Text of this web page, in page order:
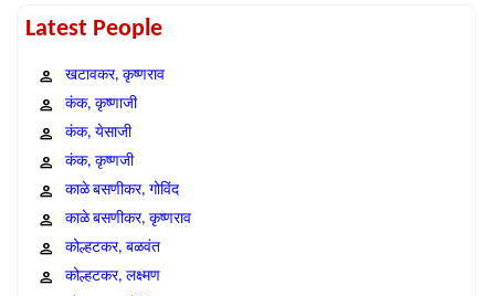
Latest People
खटावकर, कृष्णराव
कंक, कृष्णाजी
कंक, येसाजी
कंक, कृष्णजी
काळे बसणीकर, गोविंद
काळे बसणीकर, कृष्णराव
कोल्हटकर, बळवंत
कोल्हटकर, लक्ष्मण